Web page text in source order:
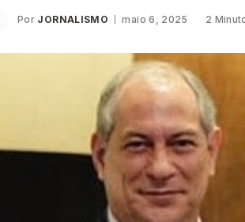
Por JORNALISMO maio 6, 2025 2